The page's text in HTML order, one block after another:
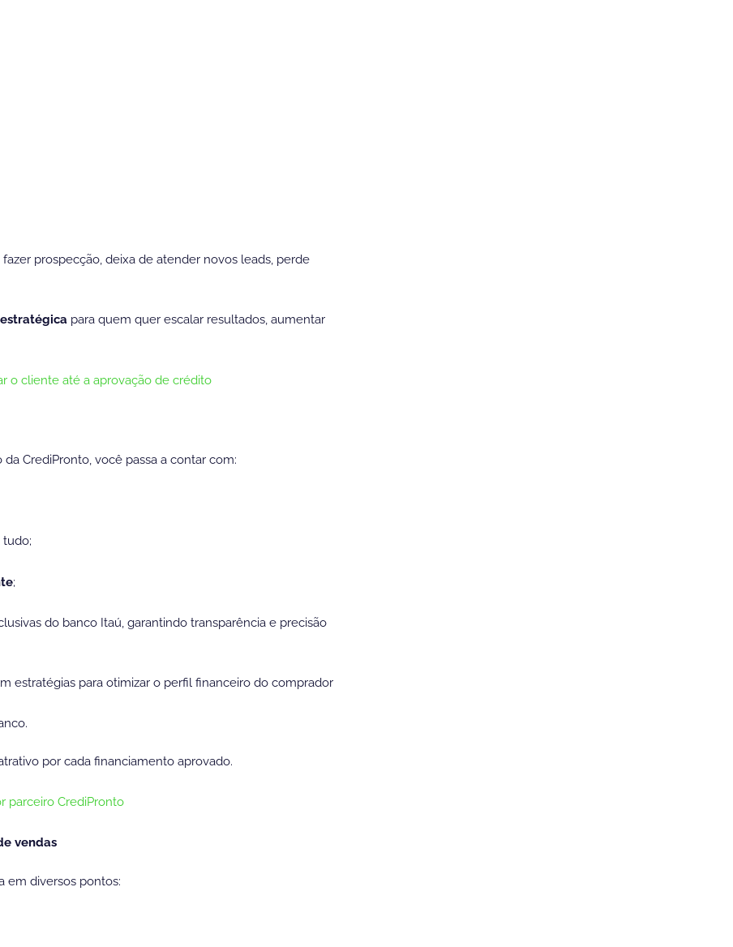
fazer prospecção, deixa de atender novos leads, perde
para quem quer escalar resultados, aumentar
o cliente até a aprovação de crédito
CrediPronto, você passa a contar com:
;
do banco Itaú, garantindo transparência e precisão
estratégias para otimizar o perfil financeiro do comprador
por cada financiamento aprovado.
parceiro CrediPronto
vendas
em diversos pontos: